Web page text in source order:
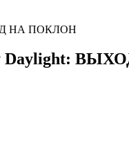
НА ПОКЛОН
Daylight: